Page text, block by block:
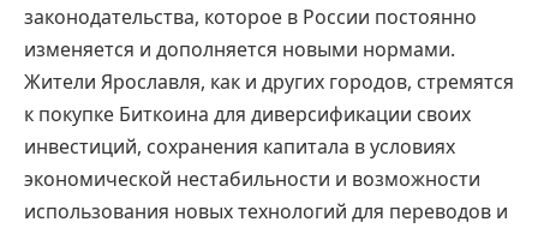
законодательства, которое в России постоянно
изменяется и дополняется новыми нормами.
Жители Ярославля, как и других городов, стремятся
к покупке Биткоина для диверсификации своих
инвестиций, сохранения капитала в условиях
экономической нестабильности и возможности
использования новых технологий для переводов и